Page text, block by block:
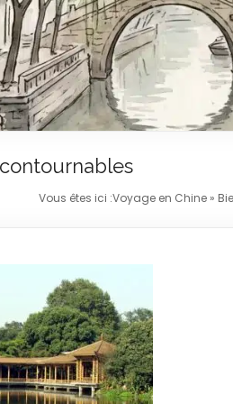
Vous êtes ici :Voyage en Chine »